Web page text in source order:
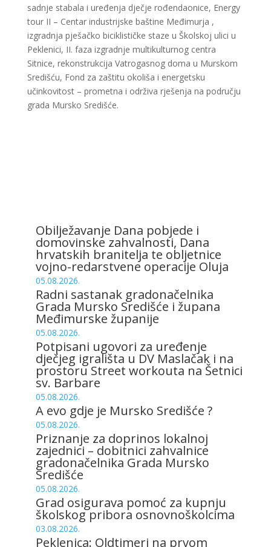
sadnje stabala i uređenja dječje rođendaonice, Energy
tour II – Centar industrijske baštine Međimurja ,
izgradnja pješačko biciklističke staze u Školskoj ulici u
Peklenici, II. faza izgradnje multikulturnog centra
Sitnice, rekonstrukcija Vatrogasnog doma u Murskom
Središću, Fond za zaštitu okoliša i energetsku
učinkovitost – prometna i održiva rješenja na području
grada Mursko Središće.
Obilježavanje Dana pobjede i
domovinske zahvalnosti, Dana
hrvatskih branitelja te obljetnice
vojno-redarstvene operacije Oluja
05.08.2026.
Radni sastanak gradonačelnika
Grada Mursko Središće i župana
Međimurske županije
05.08.2026.
Potpisani ugovori za uređenje
dječjeg igrališta u DV Maslačak i na
prostoru Street workouta na Šetnici
sv. Barbare
05.08.2026.
A evo gdje je Mursko Središće ?
05.08.2026.
Priznanje za doprinos lokalnoj
zajednici – dobitnici zahvalnice
gradonačelnika Grada Mursko
Središće
05.08.2026.
Grad osigurava pomoć za kupnju
školskog pribora osnovnoškolcima
03.08.2026.
Peklenica: Oldtimeri na prvom